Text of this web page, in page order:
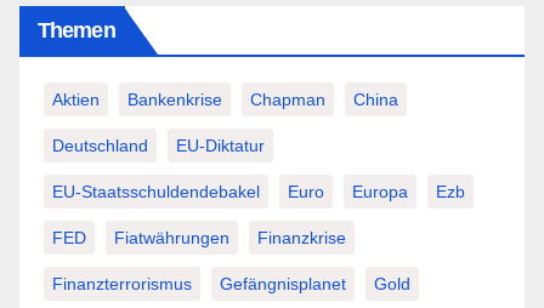
Themen
Aktien Bankenkrise Chapman China
Deutschland EU-Diktatur
EU-Staatsschuldendebakel Euro Europa Ezb
FED Fiatwährungen Finanzkrise
Finanzterrorismus Gefängnisplanet Gold